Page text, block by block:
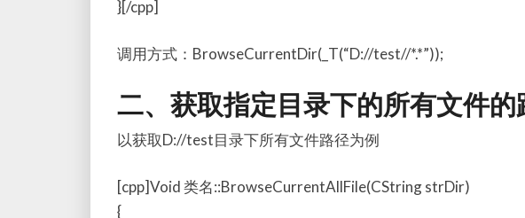
}[/cpp]
调用方式：BrowseCurrentDir(_T(“D://test//*.*”));
二、获取指定目录下的所有文件的
以获取D://test目录下所有文件路径为例
[cpp]Void 类名::BrowseCurrentAllFile(CString strDir)
{